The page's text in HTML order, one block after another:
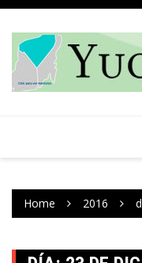
Skip
content
Home 2016